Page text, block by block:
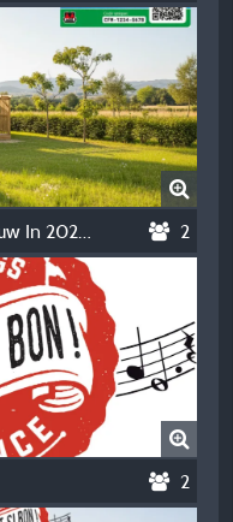
Acsi Tarief Met Privé Sanitair Nieuw In 2026 (Niet-Contractuele Foto Gemaakt Door Ai) 2
2